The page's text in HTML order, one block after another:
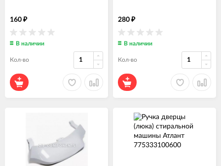
160 ₽
В наличии
Кол-во
280 ₽
В наличии
Кол-во